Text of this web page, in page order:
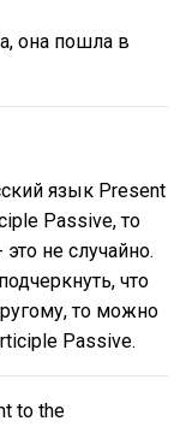
она пошла в
язык Present
Passive, то
не случайно.
что
то можно
Passive.
to the